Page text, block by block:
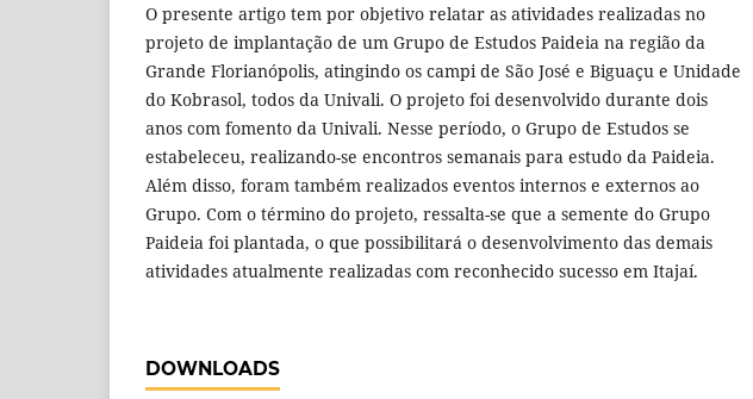
O presente artigo tem por objetivo relatar as atividades realizadas no
projeto de implantação de um Grupo de Estudos Paideia na região da
Grande Florianópolis, atingindo os campi de São José e Biguaçu e Unidade
do Kobrasol, todos da Univali. O projeto foi desenvolvido durante dois
anos com fomento da Univali. Nesse período, o Grupo de Estudos se
estabeleceu, realizando-se encontros semanais para estudo da Paideia.
Além disso, foram também realizados eventos internos e externos ao
Grupo. Com o término do projeto, ressalta-se que a semente do Grupo
Paideia foi plantada, o que possibilitará o desenvolvimento das demais
atividades atualmente realizadas com reconhecido sucesso em Itajaí.
DOWNLOADS